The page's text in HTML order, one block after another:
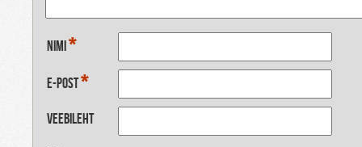
Nimi*
E-post*
Veebileht